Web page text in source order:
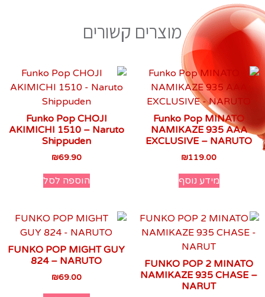
מוצרים קשורים
Funko Pop MINATO
NAMIKAZE 935 AAA
EXCLUSIVE – NARUTO
₪119.00
מידע נוסף
Funko Pop CHOJI
AKIMICHI 1510 – Naruto
Shippuden
₪69.90
הוספה לסל
FUNKO POP 2 MINATO
NAMIKAZE 935 CHASE –
NARUT
FUNKO POP MIGHT GUY
824 – NARUTO
₪69.00